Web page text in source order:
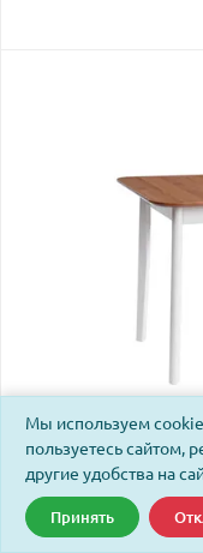
Стол раздвижной
120(150)х75х75см
150х75х75см
Мы используем
пользуетесь сайтом,
другие удобства на
Принять